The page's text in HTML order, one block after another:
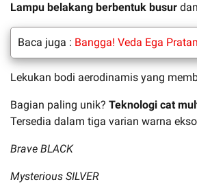
Lampu belakang berbentuk busur
Baca juga : Bangga! Veda Ega
Lekukan bodi aerodinamis yang
Bagian paling unik? Teknologi cat
Tersedia dalam tiga varian warna
Brave BLACK
Mysterious SILVER